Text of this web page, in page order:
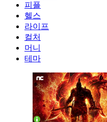
피플
헬스
라이프
컬처
머니
테마